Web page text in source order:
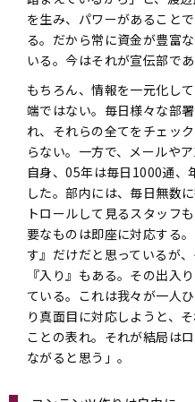
を生み、パワーがあること
る。だから常に資金が豊富
いる。今はそれが宣伝部であ
もちろん、情報を一元化し
端ではない。毎日様々な部
れ、それらの全てをチェッ
らない。一方で、メールや
自身、05年は毎日1000通、
した。部内には、毎日無数
トロールして見るスタッフ
要なものは即座に対応する
す』だけだと思っているが
『入り』もある。その出入
ている。これは我々が一人
り真面目に対応しようと、
ことの表れ。それが結局は
ながると思う」。